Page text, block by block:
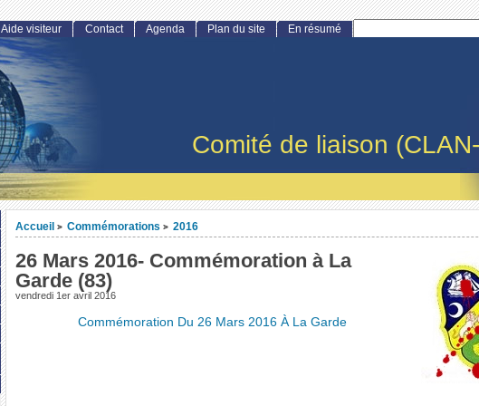
Comité de liaison
Accueil > Commémorations > 2016
26 Mars 2016- Commémoration à La
Garde (83)
vendredi 1er avril 2016
Commémoration Du 26 Mars 2016 À La Garde
Aide visiteur Contact Agenda Plan du site En résumé